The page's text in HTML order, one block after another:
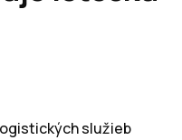
služieb